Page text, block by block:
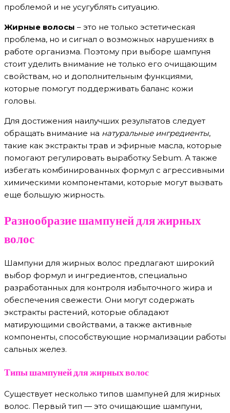
проблемой и не усугублять ситуацию.
Жирные волосы – это не только эстетическая
проблема, но и сигнал о возможных нарушениях в
работе организма. Поэтому при выборе шампуня
стоит уделить внимание не только его очищающим
свойствам, но и дополнительным функциями,
которые помогут поддерживать баланс кожи
головы.
Для достижения наилучших результатов следует
обращать внимание на натуральные ингредиенты,
такие как экстракты трав и эфирные масла, которые
помогают регулировать выработку Sebum. А также
избегать комбинированных формул с агрессивными
химическими компонентами, которые могут вызвать
еще большую жирность.
Разнообразие шампуней для жирных
волос
Шампуни для жирных волос предлагают широкий
выбор формул и ингредиентов, специально
разработанных для контроля избыточного жира и
обеспечения свежести. Они могут содержать
экстракты растений, которые обладают
матирующими свойствами, а также активные
компоненты, способствующие нормализации работы
сальных желез.
Типы шампуней для жирных волос
Существует несколько типов шампуней для жирных
волос. Первый тип — это очищающие шампуни,